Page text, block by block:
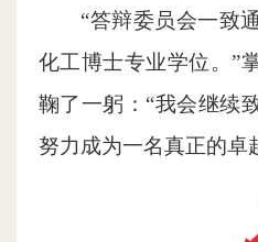
“答辩委员会一致
化工博士专业学位。”
鞠了一躬：“我会继续
努力成为一名真正的卓